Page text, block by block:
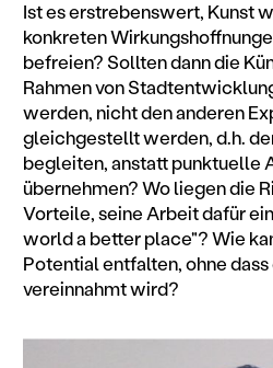
Ist es erstrebenswert, Kunst
konkreten
befreien? Sollten dann die
Rahmen von
werden, nicht den anderen
gleichgestellt werden, d.h.
begleiten, anstatt punktuelle
übernehmen? Wo liegen die
Vorteile, seine Arbeit dafür
world a better place"? Wie
Potential entfalten, ohne
vereinnahmt wird?